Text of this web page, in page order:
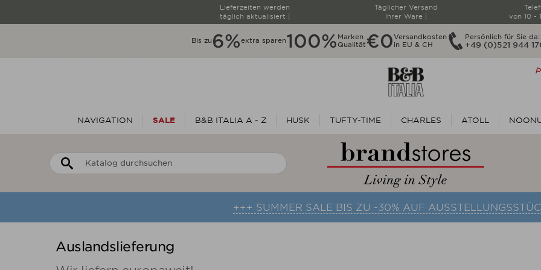
Lieferzeiten werden
täglich aktualisiert |
Täglicher Versand
Ihrer Ware |
von 10 -
Bis zu 6%extra sparen100% Marken
Qualität€0Versandkosten
in EU & CH
Persönlich für Sie da:
+49 (0)521 944
NAVIGATION SALE B&B ITALIA A - Z HUSK TUFTY-TIME CHARLES ATOLL
+++ SUMMER SALE BIS ZU -30% AUF
Auslandslieferung